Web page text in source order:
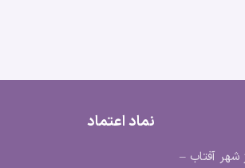
شهر آفتاب –
نماد اعتماد